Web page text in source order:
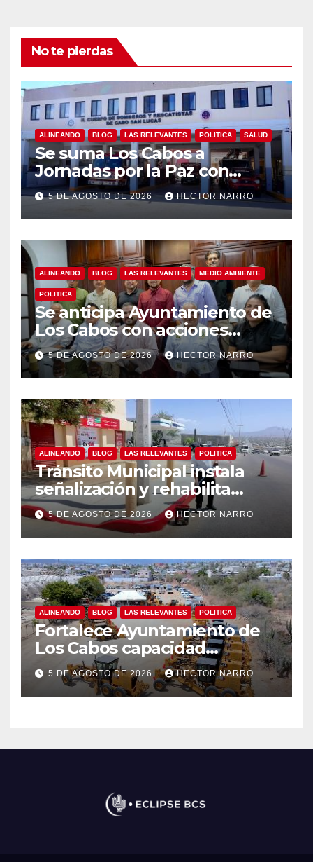
No te pierdas
ALINEANDO BLOG LAS RELEVANTES POLITICA SALUD
Se suma Los Cabos a
Jornadas por la Paz con
capacitación en primeros
auxilios para jóvenes
5 DE AGOSTO DE 2026 HECTOR NARRO
ALINEANDO BLOG LAS RELEVANTES MEDIO AMBIENTE
POLITICA
Se anticipa Ayuntamiento de
Los Cabos con acciones
preventivas ante lluvias en el
centro histórico
5 DE AGOSTO DE 2026 HECTOR NARRO
ALINEANDO BLOG LAS RELEVANTES POLITICA
Tránsito Municipal instala
señalización y rehabilita
cruces peatonales en Los
Cabos
5 DE AGOSTO DE 2026 HECTOR NARRO
ALINEANDO BLOG LAS RELEVANTES POLITICA
Fortalece Ayuntamiento de
Los Cabos capacidad
operativa de Servicios
Públicos con recursos del
FISAM
5 DE AGOSTO DE 2026 HECTOR NARRO